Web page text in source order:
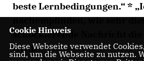
beste Lernbedingungen.“ *
nachempfinden, wie sehr
schockierende Nachricht die
trifft.“
Cookie Hinweis
Diese Webseite verwendet
sind, um die Webseite zu nutzen.